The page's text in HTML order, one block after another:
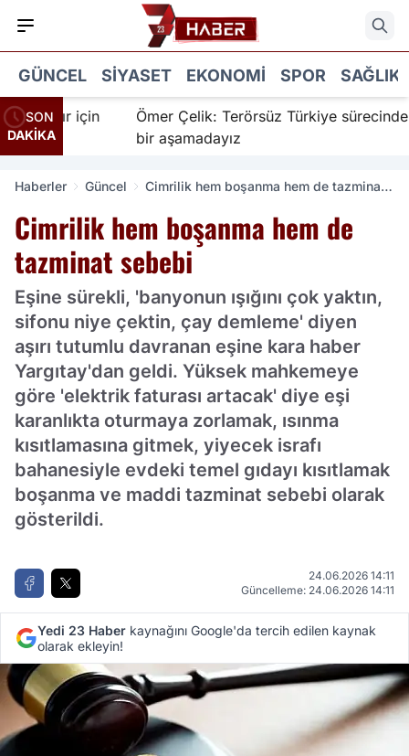
GÜNCEL SIYASET EKONOMI SPOR SAĞLIK
SON
DAKİKA
için
Ömer Çelik: Terörsüz Türkiye sürecinde
bir aşamadayız
Haberler Güncel
Cimrilik hem boşanma hem de tazminat
Cimrilik hem boşanma hem de
tazminat sebebi
Eşine sürekli, 'banyonun ışığını çok yaktın,
sifonu niye çektin, çay demleme' diyen
aşırı tutumlu davranan eşine kara haber
Yargıtay'dan geldi. Yüksek mahkemeye
göre 'elektrik faturası artacak' diye eşi
karanlıkta oturmaya zorlamak, ısınma
kısıtlamasına gitmek, yiyecek israfı
bahanesiyle evdeki temel gıdayı kısıtlamak
boşanma ve maddi tazminat sebebi olarak
gösterildi.
24.06.2026 14:11
Güncelleme: 24.06.2026 14:11
Yedi 23 Haber kaynağını Google'da tercih edilen kaynak
olarak ekleyin!